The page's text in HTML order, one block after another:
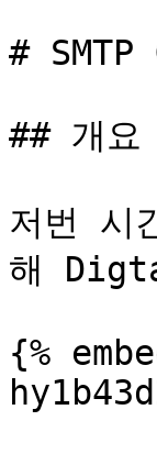
#
## 개요
저번 시
해
{%